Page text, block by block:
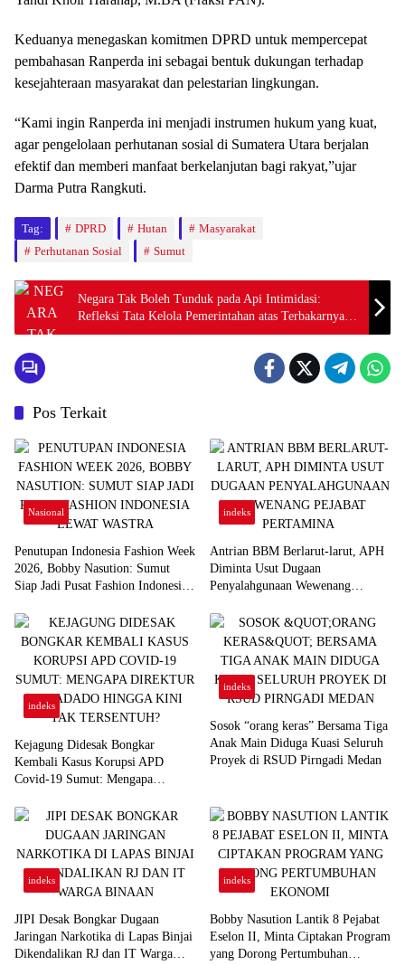
Keduanya menegaskan komitmen DPRD untuk mempercepat
pembahasan Ranperda ini sebagai bentuk dukungan terhadap
kesejahteraan masyarakat dan pelestarian lingkungan.
“Kami ingin Ranperda ini menjadi instrumen hukum yang kuat,
agar pengelolaan perhutanan sosial di Sumatera Utara berjalan
efektif dan memberi manfaat berkelanjutan bagi rakyat,”ujar
Darma Putra Rangkuti.
Tag: DPRD Hutan
Masyarakat
Perhutanan Sosial
Sumut
Negara Tak Boleh Tunduk pada Api Intimidasi:
Refleksi Tata Kelola Pemerintahan atas Terbakarnya
Rumah Hakim Tipikor di Sumut.
Pos Terkait
Nasional
Penutupan Indonesia Fashion Week
2026, Bobby Nasution: Sumut
Siap Jadi Pusat Fashion Indonesia
indeks
Antrian BBM Berlarut-larut, APH
Diminta Usut Dugaan
Penyalahgunaan Wewenang
indeks
Kejagung Didesak Bongkar
Kembali Kasus Korupsi APD
Covid-19 Sumut: Mengapa
Tak Tersentuh?
indeks
Sosok “orang keras” Bersama Tiga
Anak Main Diduga Kuasi Seluruh
Proyek di RSUD Pirngadi Medan
indeks
JIPI Desak Bongkar Dugaan
Jaringan Narkotika di Lapas Binjai
Dikendalikan RJ dan IT Warga
indeks
Bobby Nasution Lantik 8 Pejabat
Eselon II, Minta Ciptakan Program
yang Dorong Pertumbuhan